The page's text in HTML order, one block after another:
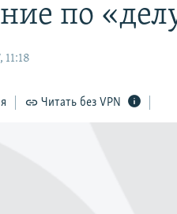
по
Читать без VPN